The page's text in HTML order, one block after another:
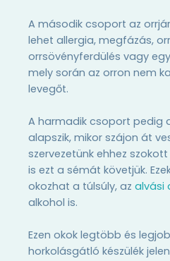
A második csoport az
lehet allergia, megfázás,
orrsövényferdülés vagy
mely során az orron nem
levegőt.
A harmadik csoport pedig
alapszik, mikor szájon át
szervezetünk ehhez
is ezt a sémát követjük.
okozhat a túlsúly, az alvási
alkohol is.
Ezen okok legtöbb és
horkolásgátló készülék